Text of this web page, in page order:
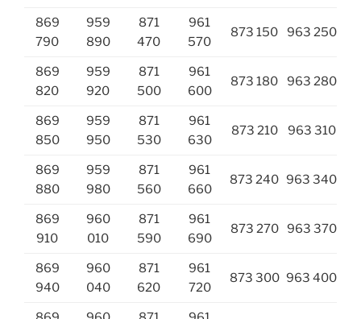
869
790
959
890
871
470
961
570
873 150 963 250
869
820
959
920
871
500
961
600
873 180 963 280
869
850
959
950
871
530
961
630
873 210 963 310
869
880
959
980
871
560
961
660
873 240 963 340
869
910
960
010
871
590
961
690
873 270 963 370
869
940
960
040
871
620
961
720
873 300 963 400